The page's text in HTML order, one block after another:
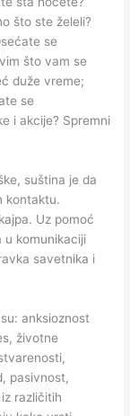
što ste želeli?
se
što vam se
duže vreme;
se
i akcije? Spremni
suština je da
kontaktu.
Uz pomoć
u komunikaciji
savetnika i
anksioznost
životne
pasivnost,
različitih